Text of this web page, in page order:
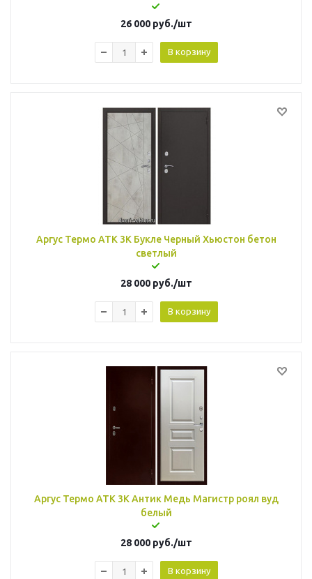
26 000 руб./шт
В корзину
Аргус Термо АТК 3К Букле Черный Хьюстон бетон
светлый
28 000 руб./шт
В корзину
Аргус Термо АТК 3К Антик Медь Магистр роял вуд
белый
28 000 руб./шт
В корзину